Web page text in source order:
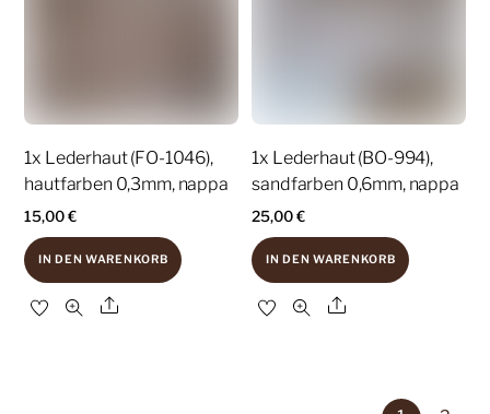
1x Lederhaut (FO-1046),
hautfarben 0,3mm, nappa
15,00€
IN DEN WARENKORB
Share
1x Lederhaut (BO-994),
sandfarben 0,6mm, nappa
25,00€
IN DEN WARENKORB
Share